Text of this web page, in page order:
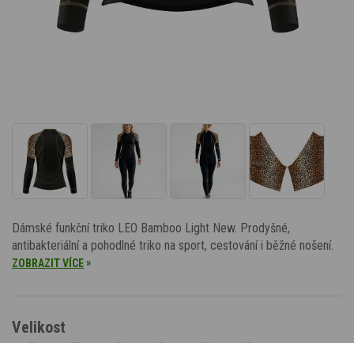
Dámské funkční triko LEO Bamboo Light New. Prodyšné,
antibakteriální a pohodlné triko na sport, cestování i běžné nošení.
ZOBRAZIT VÍCE»
Velikost